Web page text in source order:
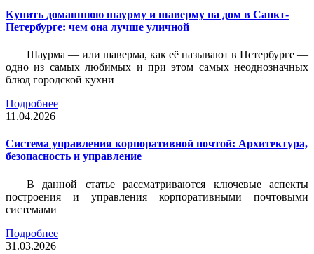
Купить домашнюю шаурму и шаверму на дом в Санкт-
Петербурге: чем она лучше уличной
Шаурма — или шаверма, как её называют в Петербурге —
одно из самых любимых и при этом самых неоднозначных
блюд городской кухни
Подробнее
11.04.2026
Система управления корпоративной почтой: Архитектура,
безопасность и управление
В данной статье рассматриваются ключевые аспекты
построения и управления корпоративными почтовыми
системами
Подробнее
31.03.2026